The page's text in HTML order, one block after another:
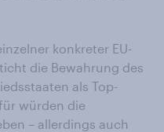
konkreter EU-
die Bewahrung des
als Top-
würden die
– allerdings auch